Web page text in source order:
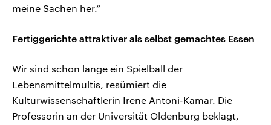
meine Sachen her.“
Fertiggerichte attraktiver als selbst gemachtes Essen
Wir sind schon lange ein Spielball der
Lebensmittelmultis, resümiert die
Kulturwissenschaftlerin Irene Antoni-Kamar. Die
Professorin an der Universität Oldenburg beklagt,